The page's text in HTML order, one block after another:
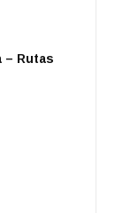
– Rutas